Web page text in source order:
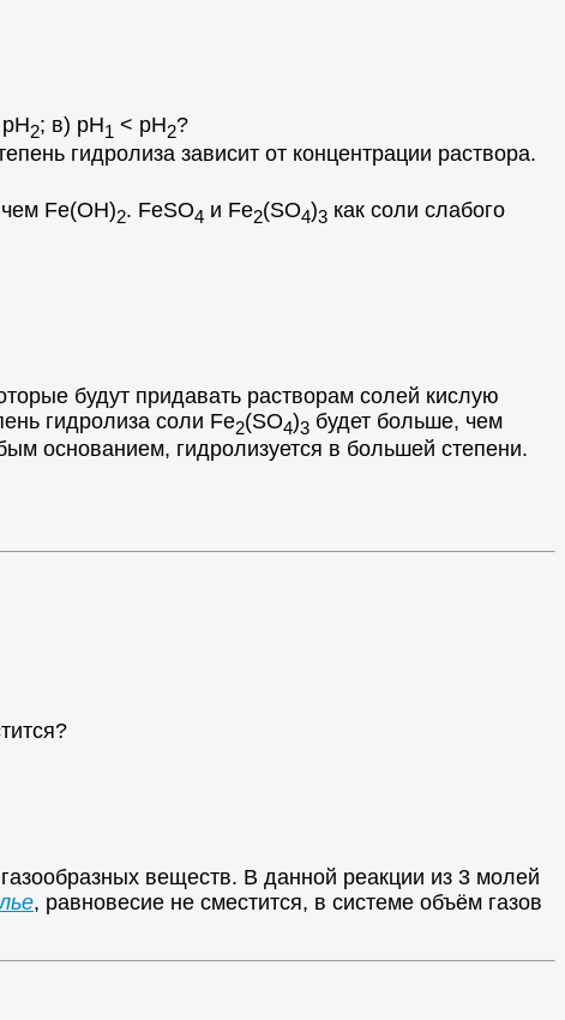
2; в) рН1 < рН2?
гидролиза зависит от концентрации раствора.
Fe(OH)2. FeSO4 и Fe2(SO4)3 как соли слабого
будут придавать растворам солей кислую
гидролиза соли Fe2(SO4)3 будет больше, чем
основанием, гидролизуется в большей степени.
веществ. В данной реакции из 3 молей
, равновесие не сместится, в системе объём газов